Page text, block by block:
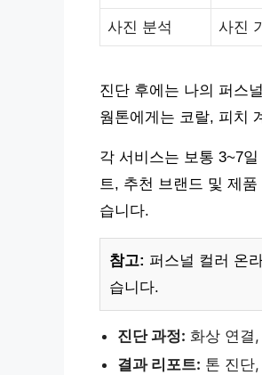
사진 분석 사진
진단 후에는 나의 퍼스
웜톤에게는 코랄, 피치
각 서비스는 보통 3~7
트, 추천 브랜드 및 제
습니다.
참고: 퍼스널 컬러 온
습니다.
진단 과정: 화상 연결
결과 리포트: 톤 진단